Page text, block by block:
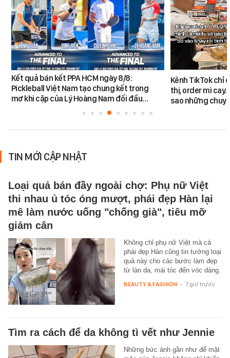
Kết quả bán kết PPA HCM ngày 8/8:
Pickleball Việt Nam tạo chung kết trong
mơ khi cặp của Lý Hoàng Nam đối đầu…
Kênh TikTok chỉ
thị, order mì
sao những
TIN MỚI CẬP NHẬT
Loại quả bán đầy ngoài chợ: Phụ nữ Việt
thi nhau ủ tóc óng mượt, phái đẹp Hàn lại
mê làm nước uống "chống già", tiêu mỡ
giảm cân
Không chỉ phụ nữ Việt mà cả
phái đẹp Hàn cũng tin tưởng loại
quả này cho các bước làm đẹp
từ làn da, mái tóc đến vóc dáng.
BEAUTY & FASHION - 7 giờ trước
Tìm ra cách để da không tì vết như Jennie
Những bức ảnh gần như để mặt